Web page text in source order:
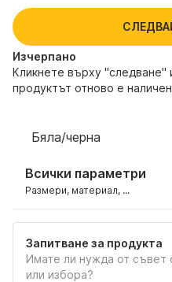
Изчерпанo
Кликнете върху "следване"
продуктът отново е
Бяла/черна
Всички параметри
Размери, материал, ...
Запитване за продукта
Имате ли нужда от съвет
или избора?